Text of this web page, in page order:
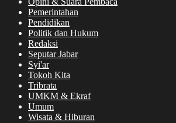
Pemerintahan
Pendidikan
Politik dan Hukum
Redaksi
Seputar Jabar
Syi'ar
Tokoh Kita
Tribrata
UMKM & Ekraf
Umum
Wisata & Hiburan